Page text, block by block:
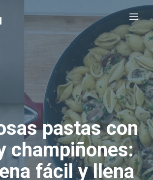
pastas con
champiñones:
fácil y llena